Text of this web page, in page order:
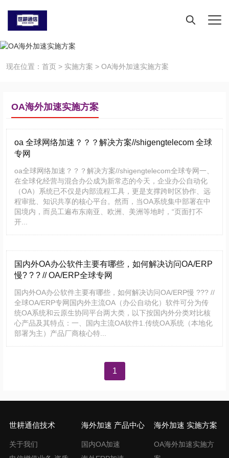
现在位置： 首页 > 实施方案 > OA海外加速实施方案
OA海外加速实施方案
oa 全球网络加速？？？解决方案//shigengtelecom 全球
专网
oa全球网络加速？？？解决方案//shigengtelecom全球专网一、
在全球化经营与混合办公成为新常态的今天，企业办公自动化
（OA）系统已不仅是内部流程工具，更是支撑跨时区协作、远
程审批、知识共享的核心平台。然而，当OA系统集中部署在中
国境内，而员工遍布东南亚、欧洲、美洲等地时，“页面打不
开...
国内外OA办公软件主要有哪些，如何解决访问OA/ERP
慢? ? ? // OA/ERP全球专网
国内外OA办公软件主要有哪些，如何解决访问OA/ERP慢 ??? //
全球OA/ERP专网国内外主流OA（办公自动化）软件可分为传
统OA系统和云原生协同平台两大类，以下按国内外分类对比核
心产品及其特点：一、国内主流OA软件1.传统OA系统（本地化
部署为主）产品厂商核心特...
1
世耕通信技术
关于我们
海外加速 产品中心
国内OA加速
海外加速 实施方案
OA海外加速实施方